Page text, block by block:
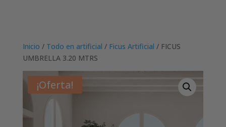
Inicio / Todo en artificial / Ficus Artificial / FICUS
UMBRELLA 3.20 MTRS
¡Oferta!